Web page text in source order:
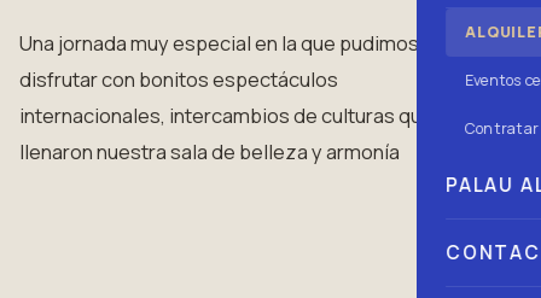
Eventos
Contratar
PALAU
Una jornada muy especial en la que pudimos
disfrutar con bonitos espectáculos
internacionales, intercambios de culturas que
llenaron nuestra sala de belleza y armonía